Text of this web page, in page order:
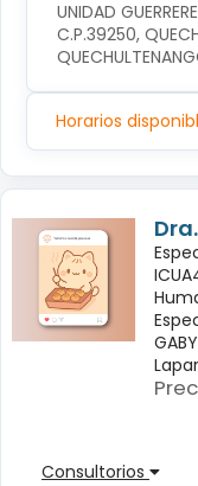
UNIDAD
C.P.39250,
Horarios
Consultorios